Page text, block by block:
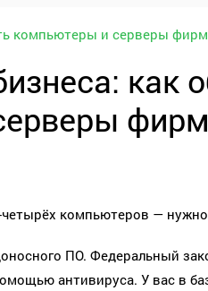
компьютеры и серверы
как
компьютеров —
ПО. Федеральный
антивируса. У вас в